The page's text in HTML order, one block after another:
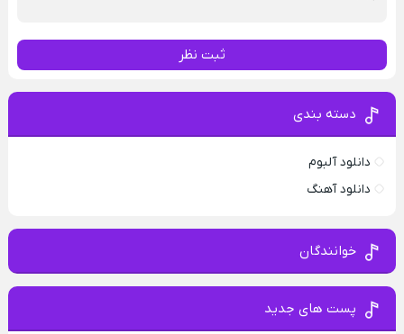
ثبت نظر
دسته بندی
دانلود آلبوم
دانلود آهنگ
خوانندگان
پست های جدید